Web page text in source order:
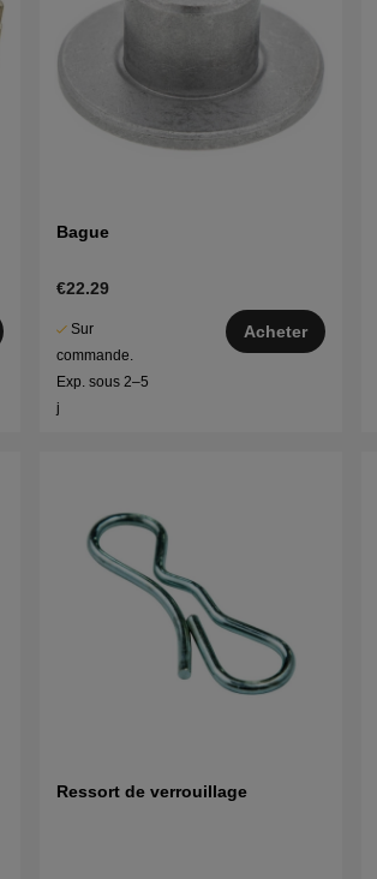
Bague
€22.29
Sur
commande.
Exp. sous 2–5
j
Acheter
Ressort de verrouillage